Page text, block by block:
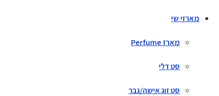
מארזי שי
מארז Perfume
סט דלי
סט זוג אישה/גבר